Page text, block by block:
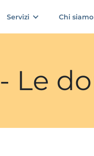
Servizi Chi siamo
- Le